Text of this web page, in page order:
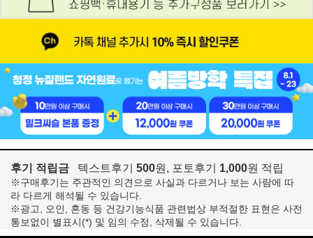
후기 적립금 텍스트후기 500원, 포토후기 1,000원 적립
※구매후기는 주관적인 의견으로 사실과 다르거나 보는 사람에 따
라 다르게 해석될 수 있습니다.
※광고, 오인, 혼동 등 건강기능식품 관련법상 부적절한 표현은 사전
통보없이 별표시(*) 및 임의 수정, 삭제될 수 있습니다.